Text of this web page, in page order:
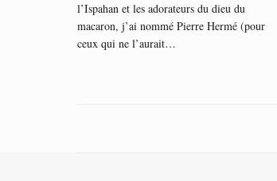
l’Ispahan et les adorateurs du dieu du
macaron, j’ai nommé Pierre Hermé (pour
ceux qui ne l’aurait…